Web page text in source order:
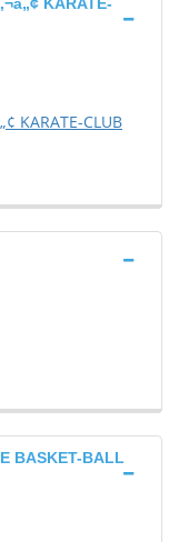
KARATE-CLUB
BASKET-BALL